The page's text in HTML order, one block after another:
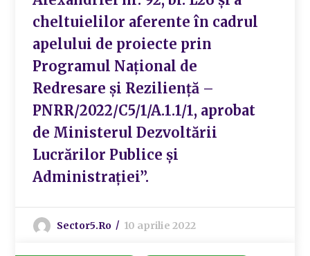
cheltuielilor aferente în cadrul
apelului de proiecte prin
Programul Național de
Redresare și Reziliență –
PNRR/2022/C5/1/A.1.1/1, aprobat
de Ministerul Dezvoltării
Lucrărilor Publice și
Administrației”.
Sector5.ro 10 aprilie 2022